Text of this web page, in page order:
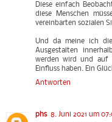
Diese einfach
diese Menschen
vereinbarten sozialen
Und da meine ich
Ausgestalten
werden wird und auf
Einfluss haben. Ein
Antworten
phs 8. Juni 2021 um